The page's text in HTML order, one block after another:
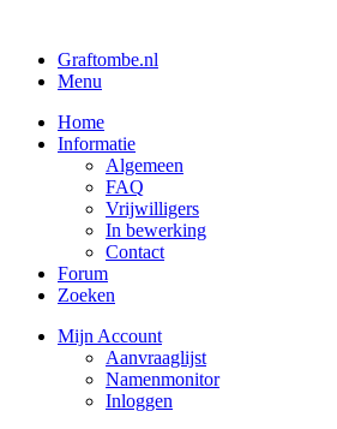
Graftombe.nl
Menu
Home
Informatie
Algemeen
FAQ
Vrijwilligers
In bewerking
Contact
Forum
Zoeken
Mijn Account
Aanvraaglijst
Namenmonitor
Inloggen